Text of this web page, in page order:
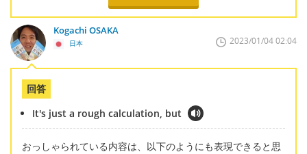
Kogachi OSAKA
日本 2023/01/04 02:04
回答
It's just a rough calculation, but
おっしゃられている内容は、以下のようにも表現できると思